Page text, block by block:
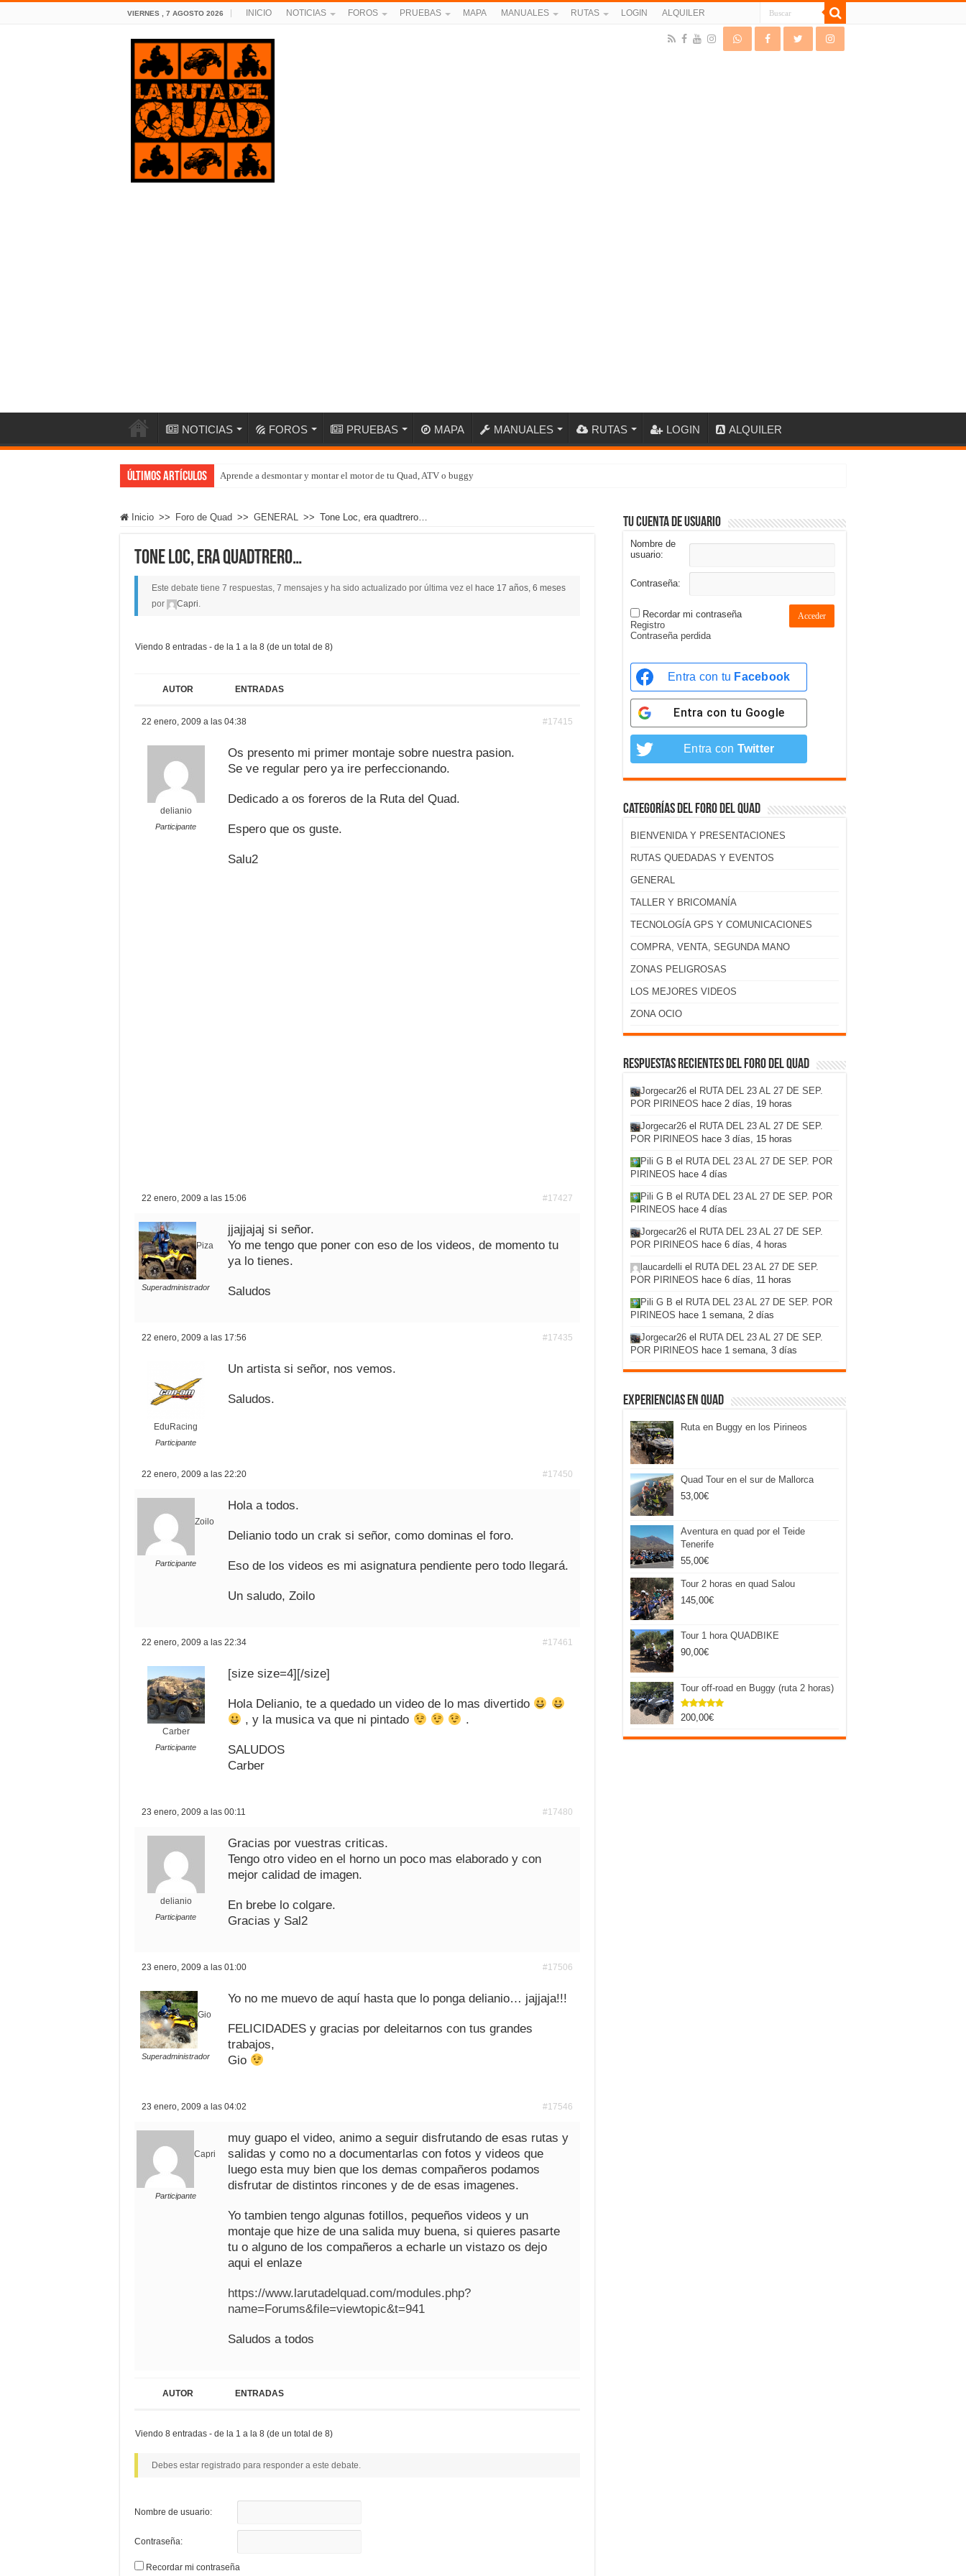
VIERNES , 7 AGOSTO 2026 INICIO NOTICIAS FOROS PRUEBAS MAPA MANUALES RUTAS LOGIN ALQUILER
NOTICIAS FOROS PRUEBAS MAPA MANUALES RUTAS LOGIN ALQUILER
Últimos artículos Aprende a desmontar y montar el motor de tu Quad, ATV o buggy
Inicio >> Foro de Quad >> GENERAL >> Tone Loc, era quadtrero…
Tone Loc, era quadtrero…
Este debate tiene 7 respuestas, 7 mensajes y ha sido actualizado por última vez el
hace 17 años, 6 meses
por
Capri.
Viendo 8 entradas - de la 1 a la 8 (de un total de 8)
AUTOR ENTRADAS
22 enero, 2009 a las 04:38 #17415
delianio
Participante
Os presento mi primer montaje sobre nuestra pasion.
Se ve regular pero ya ire perfeccionando.
Dedicado a os foreros de la Ruta del Quad.
Espero que os guste.
Salu2
22 enero, 2009 a las 15:06 #17427
Piza
Superadministrador
jjajjajaj si señor.
Yo me tengo que poner con eso de los videos, de momento tu
ya lo tienes.
Saludos
22 enero, 2009 a las 17:56 #17435
EduRacing
Participante
Un artista si señor, nos vemos.
Saludos.
22 enero, 2009 a las 22:20 #17450
Zoilo
Participante
Hola a todos.
Delianio todo un crak si señor, como dominas el foro.
Eso de los videos es mi asignatura pendiente pero todo llegará.
Un saludo, Zoilo
22 enero, 2009 a las 22:34 #17461
Carber
Participante
[size size=4][/size]
Hola Delianio, te a quedado un video de lo mas divertido
, y la musica va que ni pintado
.
SALUDOS
Carber
23 enero, 2009 a las 00:11 #17480
delianio
Participante
Gracias por vuestras criticas.
Tengo otro video en el horno un poco mas elaborado y con
mejor calidad de imagen.
En brebe lo colgare.
Gracias y Sal2
23 enero, 2009 a las 01:00 #17506
Gio
Superadministrador
Yo no me muevo de aquí hasta que lo ponga delianio… jajjaja!!!
FELICIDADES y gracias por deleitarnos con tus grandes
trabajos,
Gio
23 enero, 2009 a las 04:02 #17546
Capri
Participante
muy guapo el video, animo a seguir disfrutando de esas rutas y
salidas y como no a documentarlas con fotos y videos que
luego esta muy bien que los demas compañeros podamos
disfrutar de distintos rincones y de de esas imagenes.
Yo tambien tengo algunas fotillos, pequeños videos y un
montaje que hize de una salida muy buena, si quieres pasarte
tu o alguno de los compañeros a echarle un vistazo os dejo
aqui el enlaze
https://www.larutadelquad.com/modules.php?
name=Forums&file=viewtopic&t=941
Saludos a todos
AUTOR ENTRADAS
Viendo 8 entradas - de la 1 a la 8 (de un total de 8)
Debes estar registrado para responder a este debate.
Nombre de usuario:
Contraseña:
Recordar mi contraseña
Tu cuenta de usuario
Nombre de
usuario:
Contraseña:
Recordar mi contraseña Acceder
Registro
Contraseña perdida
Entra con tu Facebook
Entra con tu Google
Entra con Twitter
Categorías del foro del Quad
BIENVENIDA Y PRESENTACIONES
RUTAS QUEDADAS Y EVENTOS
GENERAL
TALLER Y BRICOMANÍA
TECNOLOGÍA GPS Y COMUNICACIONES
COMPRA, VENTA, SEGUNDA MANO
ZONAS PELIGROSAS
LOS MEJORES VIDEOS
ZONA OCIO
Respuestas recientes del foro del Quad
Jorgecar26 el RUTA DEL 23 AL 27 DE SEP.
POR PIRINEOS hace 2 días, 19 horas
Jorgecar26 el RUTA DEL 23 AL 27 DE SEP.
POR PIRINEOS hace 3 días, 15 horas
Pili G B el RUTA DEL 23 AL 27 DE SEP. POR
PIRINEOS hace 4 días
Pili G B el RUTA DEL 23 AL 27 DE SEP. POR
PIRINEOS hace 4 días
Jorgecar26 el RUTA DEL 23 AL 27 DE SEP.
POR PIRINEOS hace 6 días, 4 horas
laucardelli el RUTA DEL 23 AL 27 DE SEP.
POR PIRINEOS hace 6 días, 11 horas
Pili G B el RUTA DEL 23 AL 27 DE SEP. POR
PIRINEOS hace 1 semana, 2 días
Jorgecar26 el RUTA DEL 23 AL 27 DE SEP.
POR PIRINEOS hace 1 semana, 3 días
Experiencias en Quad
Ruta en Buggy en los Pirineos
Quad Tour en el sur de Mallorca
53,00€
Aventura en quad por el Teide
Tenerife
55,00€
Tour 2 horas en quad Salou
145,00€
Tour 1 hora QUADBIKE
90,00€
Tour off-road en Buggy (ruta 2 horas)
Valorado
de 5
200,00€